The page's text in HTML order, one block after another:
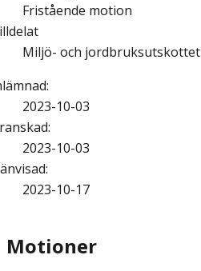
Fristående motion
Miljö- och jordbruksutskottet
:
2023-10-03
:
2023-10-03
:
2023-10-17
Motioner